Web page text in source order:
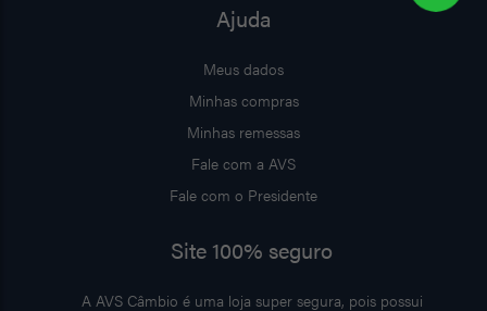
Ajuda
Meus dados
Minhas compras
Minhas remessas
Fale com a AVS
Fale com o Presidente
Site 100% seguro
A AVS Câmbio é uma loja super segura, pois possui